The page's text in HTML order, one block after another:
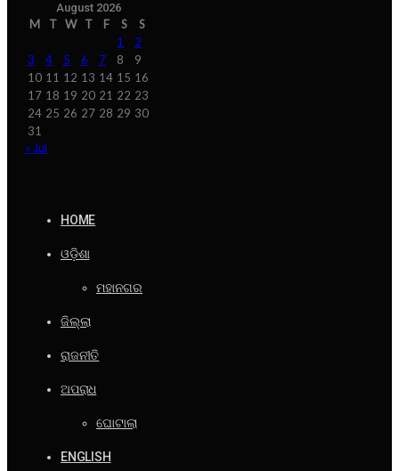
August 2026
M T W T F S
S
1
2
3
4 5 6 7 8
9
10 11 12 13 14 15 16
17 18 19 20 21 22 23
24 25 26 27 28 29 30
31
« Jul
HOME
ଓଡ଼ିଶା
ମହାନଗର
ଜିଲ୍ଲା
ରାଜନୀତି
ଅପରାଧ
ଘୋଟାଲା
ENGLISH